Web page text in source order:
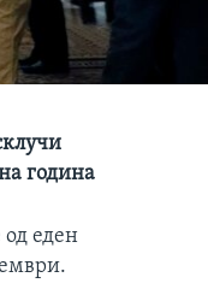
година
еден